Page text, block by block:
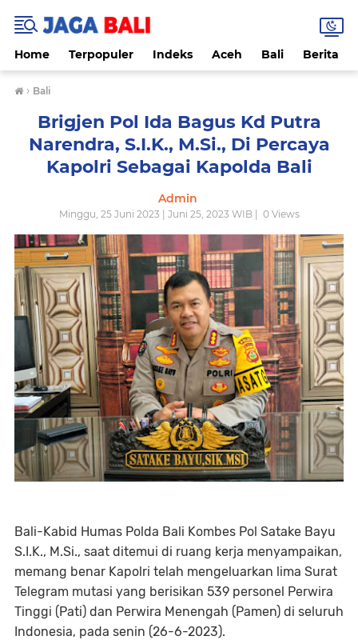
Home Terpopuler Indeks Aceh Bali Berita
› Bali
Brigjen Pol Ida Bagus Kd Putra
Narendra, S.I.K., M.Si., Di Percaya
Kapolri Sebagai Kapolda Bali
Admin
Minggu, 25 Juni 2023 | Juni 25, 2023 WIB | 0Views
Bali-Kabid Humas Polda Bali Kombes Pol Satake Bayu
S.I.K., M.Si., saat ditemui di ruang kerja menyampaikan,
memang benar Kapolri telah mengeluarkan lima Surat
Telegram mutasi yang berisikan 539 personel Perwira
Tinggi (Pati) dan Perwira Menengah (Pamen) di seluruh
Indonesia, pada senin (26-6-2023).